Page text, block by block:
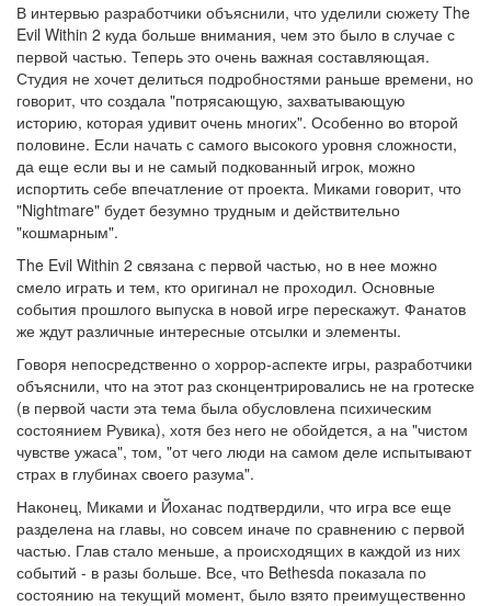
В интервью разработчики объяснили, что уделили сюжету The
Evil Within 2 куда больше внимания, чем это было в случае с
первой частью. Теперь это очень важная составляющая.
Студия не хочет делиться подробностями раньше времени, но
говорит, что создала "потрясающую, захватывающую
историю, которая удивит очень многих". Особенно во второй
половине. Если начать с самого высокого уровня сложности,
да еще если вы и не самый подкованный игрок, можно
испортить себе впечатление от проекта. Миками говорит, что
"Nightmare" будет безумно трудным и действительно
"кошмарным".
The Evil Within 2 связана с первой частью, но в нее можно
смело играть и тем, кто оригинал не проходил. Основные
события прошлого выпуска в новой игре перескажут. Фанатов
же ждут различные интересные отсылки и элементы.
Говоря непосредственно о хоррор-аспекте игры, разработчики
объяснили, что на этот раз сконцентрировались не на гротеске
(в первой части эта тема была обусловлена психическим
состоянием Рувика), хотя без него не обойдется, а на "чистом
чувстве ужаса", том, "от чего люди на самом деле испытывают
страх в глубинах своего разума".
Наконец, Миками и Йоханас подтвердили, что игра все еще
разделена на главы, но совсем иначе по сравнению с первой
частью. Глав стало меньше, а происходящих в каждой из них
событий - в разы больше. Все, что Bethesda показала по
состоянию на текущий момент, было взято преимущественно